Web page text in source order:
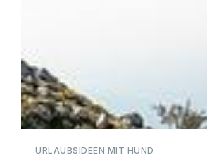
URLAUBSIDEEN MIT HUND